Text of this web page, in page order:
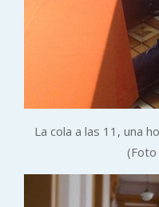
La cola a las 11, una
(Foto